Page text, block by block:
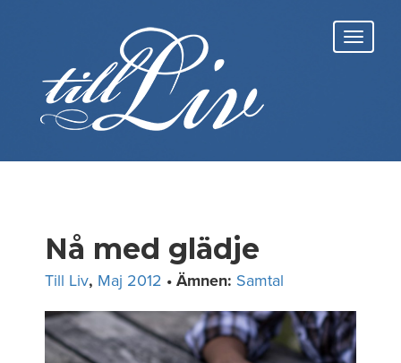
Nå med glädje
Till Liv, Maj 2012 • Ämnen: Samtal